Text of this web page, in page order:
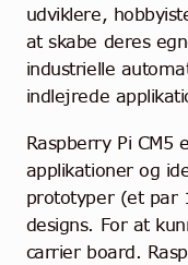
udviklere,
at skabe deres
industrielle
indlejrede
Raspberry Pi
applikationer og
prototyper (et par
designs. For at
carrier board.